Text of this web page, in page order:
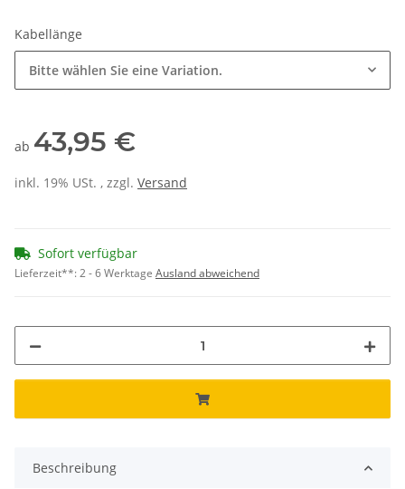
Kabellänge
Bitte wählen Sie eine Variation.
ab 43,95 €
inkl. 19% USt. , zzgl. Versand
Sofort verfügbar
Lieferzeit**:2 - 6 Werktage Ausland abweichend
Beschreibung